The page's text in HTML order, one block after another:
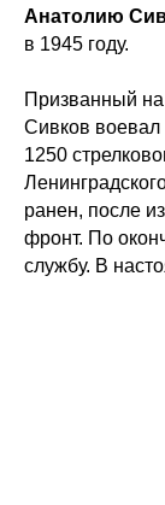
Анатолию
в 1945 году.
Призванный
Сивков воевал
1250
ранен, после
фронт. По
службу. В